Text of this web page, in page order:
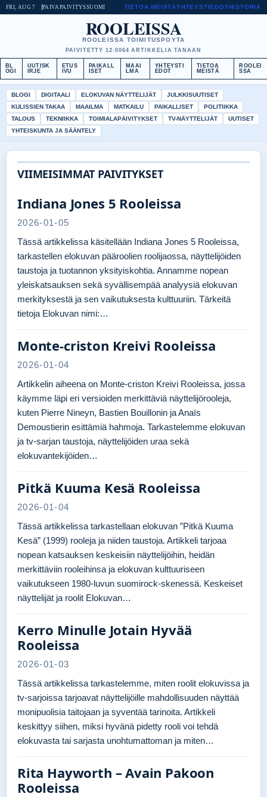
FRI, AUG 7 PAIVAPAIVITYSSUOMI TIETOA MEISTÄYHTEYSTIEDOTHISTORIA
ROOLEISSA
ROOLEISSA TOIMITUSPOYTA
PAIVITETTY 12:0064 ARTIKKELIA TANAAN
BL
OGI
UUTISK
IRJE
ETUS
IVU
PAIKALL
ISET
MAAI
LMA
YHTEYSTI
EDOT
TIETOA
MEISTÄ
ROOLEI
SSA
BLOGI DIGITAALI ELOKUVAN NÄYTTELIJÄT
JULKKISUUTISET
KULISSIEN TAKAA
MAAILMA MATKAILU PAIKALLISET
POLITIIKKA
TALOUS
TEKNIIKKA TOIMIALAPÄIVITYKSET TV-NÄYTTELIJÄT
UUTISET
YHTEISKUNTA JA SÄÄNTELY
VIIMEISIMMAT PAIVITYKSET
Indiana Jones 5 Rooleissa
2026-01-05
Tässä artikkelissa käsitellään Indiana Jones 5 Rooleissa,
tarkastellen elokuvan pääroolien roolijaossa, näyttelijöiden
taustoja ja tuotannon yksityiskohtia. Annamme nopean
yleiskatsauksen sekä syvällisempää analyysiä elokuvan
merkityksestä ja sen vaikutuksesta kulttuuriin. Tärkeitä
tietoja Elokuvan nimi:…
Monte-criston Kreivi Rooleissa
2026-01-04
Artikkelin aiheena on Monte-criston Kreivi Rooleissa, jossa
käymme läpi eri versioiden merkittäviä näyttelijörooleja,
kuten Pierre Nineyn, Bastien Bouillonin ja Anaïs
Demoustierin esittämiä hahmoja. Tarkastelemme elokuvan
ja tv-sarjan taustoja, näyttelijöiden uraa sekä
elokuvantekijöiden…
Pitkä Kuuma Kesä Rooleissa
2026-01-04
Tässä artikkelissa tarkastellaan elokuvan ”Pitkä Kuuma
Kesä” (1999) rooleja ja niiden taustoja. Artikkeli tarjoaa
nopean katsauksen keskeisiin näyttelijöihin, heidän
merkittäviin rooleihinsa ja elokuvan kulttuuriseen
vaikutukseen 1980-luvun suomirock-skenessä. Keskeiset
näyttelijät ja roolit Elokuvan…
Kerro Minulle Jotain Hyvää
Rooleissa
2026-01-03
Tässä artikkelissa tarkastelemme, miten roolit elokuvissa ja
tv-sarjoissa tarjoavat näyttelijöille mahdollisuuden näyttää
monipuolisia taitojaan ja syventää tarinoita. Artikkeli
keskittyy siihen, miksi hyvänä pidetty rooli voi tehdä
elokuvasta tai sarjasta unohtumattoman ja miten…
Rita Hayworth – Avain Pakoon
Rooleissa